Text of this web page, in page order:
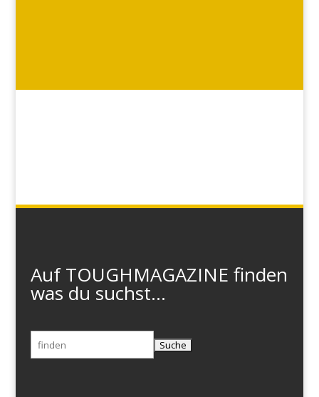
Auf TOUGHMAGAZINE finden
was du suchst...
Suchen
nach: